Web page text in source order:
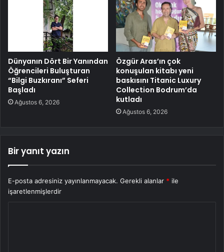
Dünyanın Dört Bir Yanından
Öğrencileri Buluşturan
“Bilgi Buzkıranı” Seferi
Başladı
Ağustos 6, 2026
Özgür Aras’ın çok
konuşulan kitabı yeni
baskısını Titanic Luxury
Collection Bodrum’da
kutladı
Ağustos 6, 2026
Bir yanıt yazın
E-posta adresiniz yayınlanmayacak. Gerekli alanlar * ile
işaretlenmişlerdir